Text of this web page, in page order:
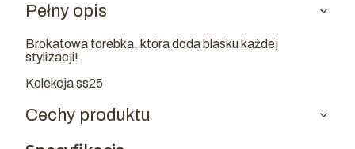
Pełny opis
Brokatowa torebka, która doda blasku każdej
stylizacji!
Kolekcja ss25
Cechy produktu